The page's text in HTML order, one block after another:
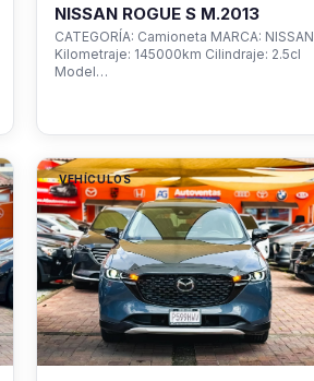
NISSAN ROGUE S M.2013
CATEGORÍA: Camioneta MARCA: NISSAN
Kilometraje: 145000km Cilindraje: 2.5cl
Model…
VEHÍCULOS